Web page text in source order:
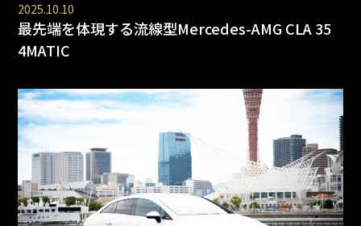
2025.10.10
最先端を体現する流線型Mercedes-AMG CLA 35
4MATIC